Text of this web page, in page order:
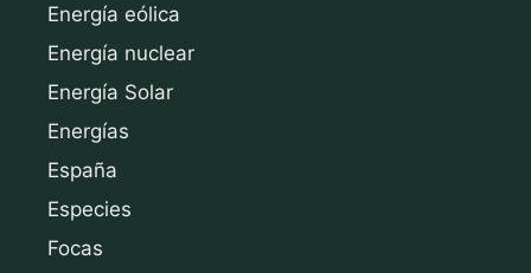
Energía eólica
Energía nuclear
Energía Solar
Energías
España
Especies
Focas